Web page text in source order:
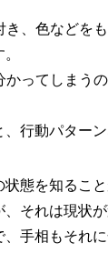
、色などを
ってしまう
行動パター
態を知ること
それは現状が
手相もそれ